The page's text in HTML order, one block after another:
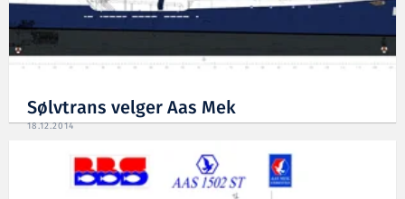
Sølvtrans velger Aas Mek
18.12.2014